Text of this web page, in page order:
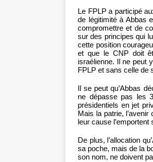
Le FPLP a participé
de légitimité à Abbas
compromettre et de
sur des principes qui
cette position
et que le CNP doit
israélienne. Il ne peut
FPLP et sans celle de
Il se peut qu’Abbas
ne dépasse pas les
présidentiels en jet
Mais la patrie, l’avenir
leur cause
De plus, l’allocation
sa poche, mais de la
son nom, ne doivent